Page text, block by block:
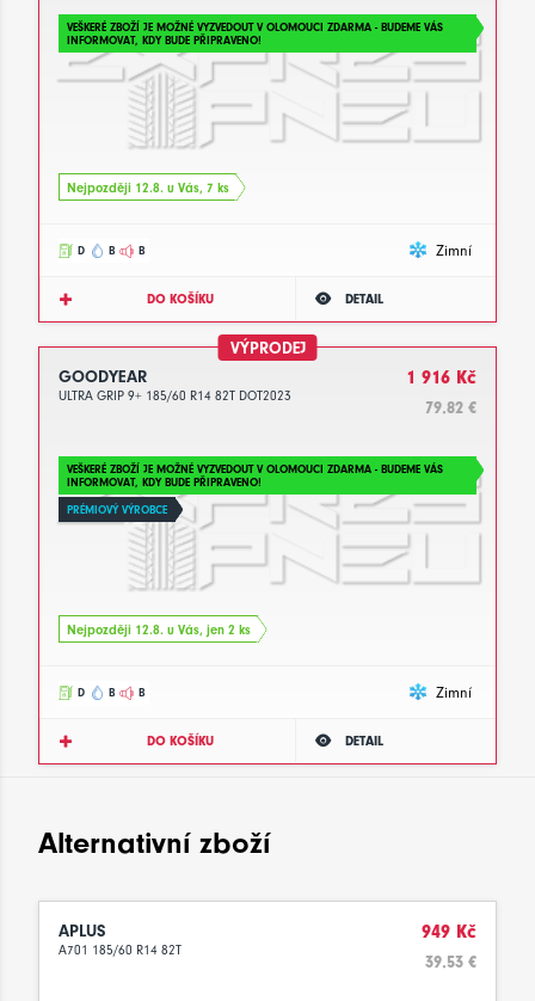
VEŠKERÉ ZBOŽÍ JE MOŽNÉ VYZVEDOUT V OLOMOUCI ZDARMA - BUDEME VÁS
INFORMOVAT, KDY BUDE PŘIPRAVENO!
Nejpozději 12.8. u Vás, 7 ks
D B B Zimní
DO KOŠÍKU DETAIL
VÝPRODEJ
GOODYEAR
ULTRA GRIP 9+ 185/60 R14 82T DOT2023
1 916 Kč
79.82 €
VEŠKERÉ ZBOŽÍ JE MOŽNÉ VYZVEDOUT V OLOMOUCI ZDARMA - BUDEME VÁS
INFORMOVAT, KDY BUDE PŘIPRAVENO!
PRÉMIOVÝ VÝROBCE
Nejpozději 12.8. u Vás, jen 2 ks
D B B Zimní
DO KOŠÍKU DETAIL
Alternativní zboží
APLUS
A701 185/60 R14 82T
949 Kč
39.53 €